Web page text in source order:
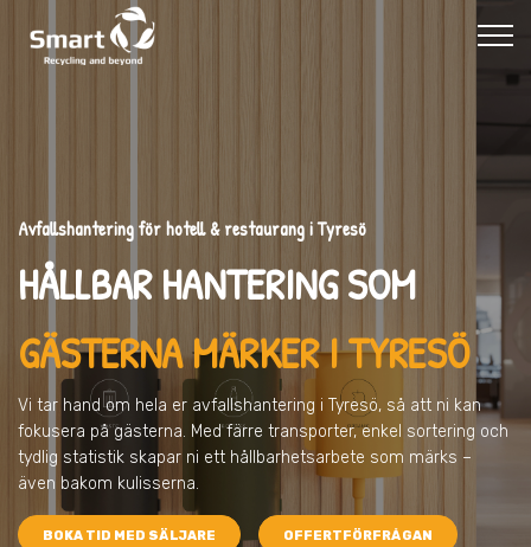
Avfallshantering för hotell & restaurang i Tyresö
HÅLLBAR HANTERING SOM
GÄSTERNA MÄRKER I TYRESÖ
Vi tar hand om hela er avfallshantering i Tyresö, så att ni kan
fokusera på gästerna. Med färre transporter, enkel sortering och
tydlig statistik skapar ni ett hållbarhetsarbete som märks –
även bakom kulisserna.
BOKA TID MED SÄLJARE OFFERTFÖRFRÅGAN